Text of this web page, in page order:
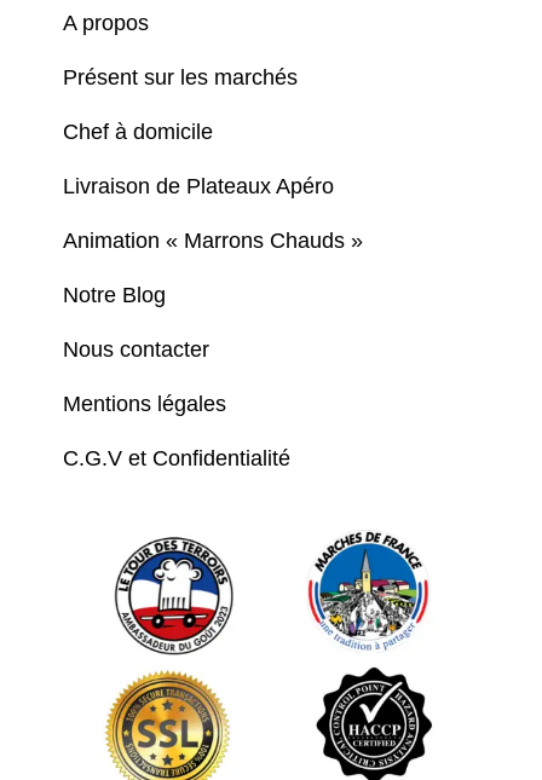
A propos
Présent sur les marchés
Chef à domicile
Livraison de Plateaux Apéro
Animation « Marrons Chauds »
Notre Blog
Nous contacter
Mentions légales
C.G.V et Confidentialité